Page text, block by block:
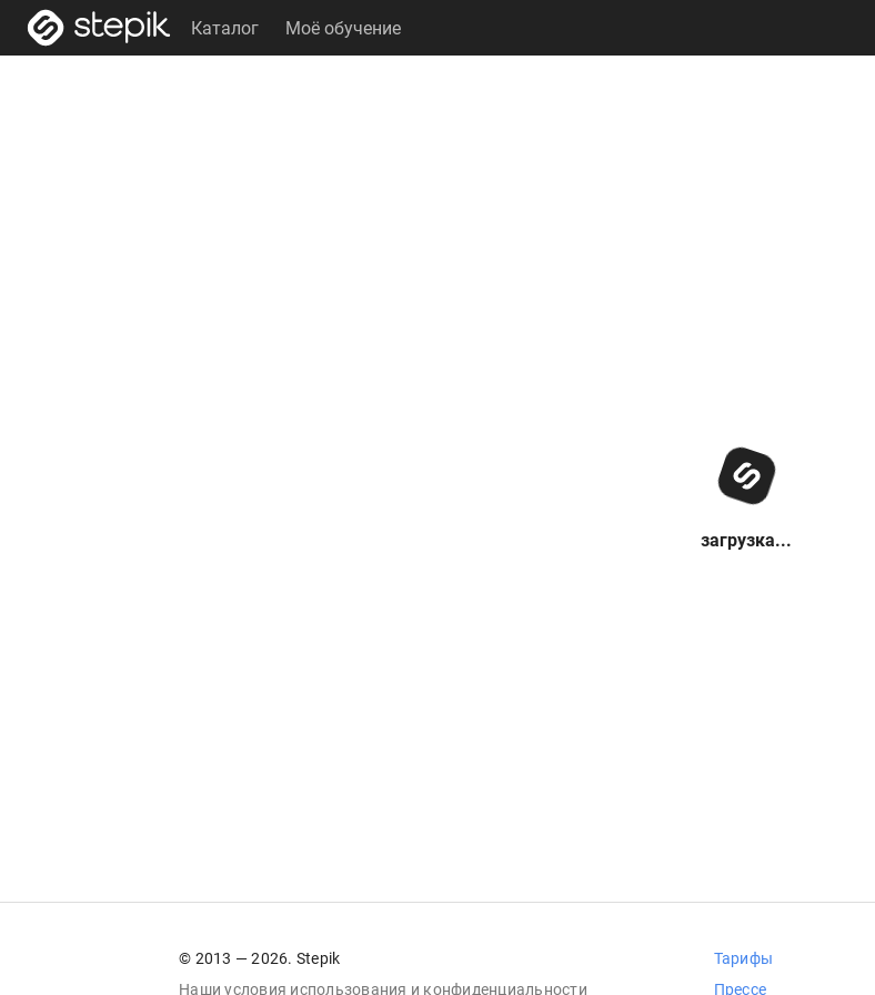
Каталог Моё обучение
загрузка...
© 2013 — 2026. Stepik
Наши условия использования и конфиденциальности
Тарифы
Прессе